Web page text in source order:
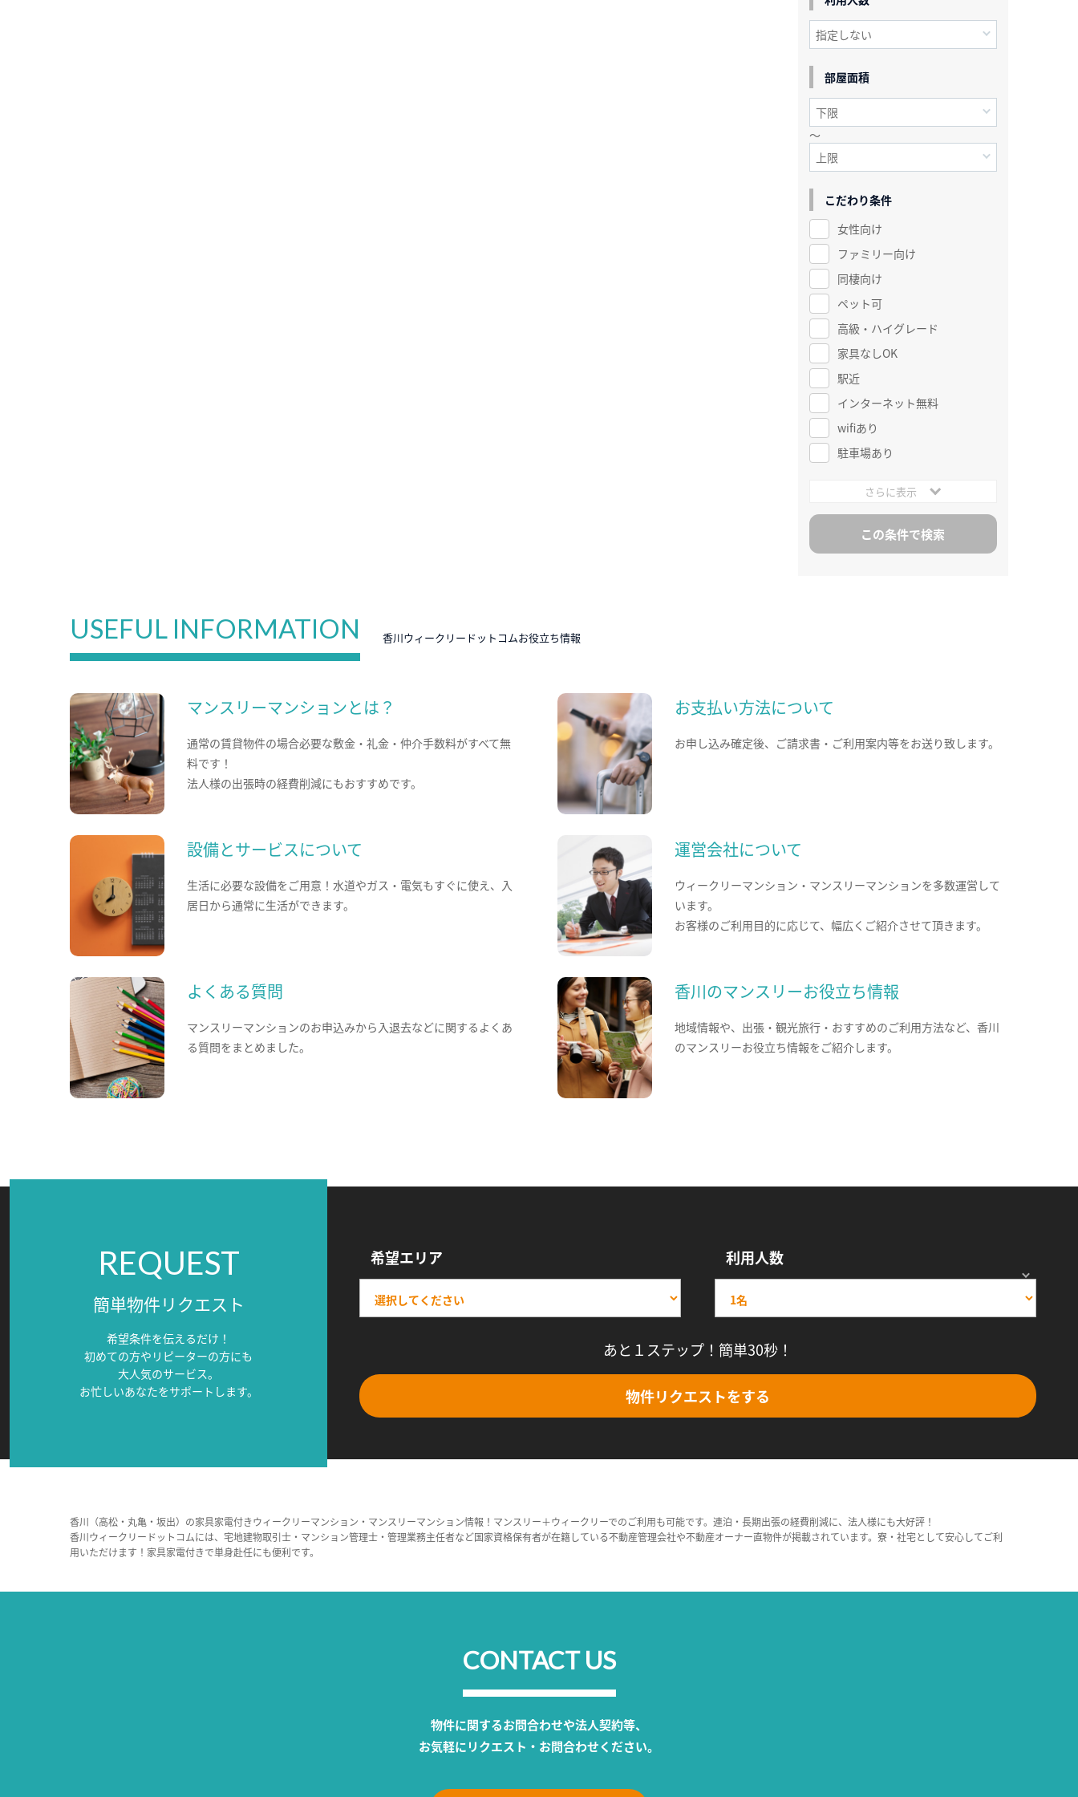
部屋面積
～
こだわり条件
女性向け
ファミリー向け
同棲向け
ペット可
高級・ハイグレード
家具なしOK
駅近
インターネット無料
wifiあり
駐車場あり
さらに表示
USEFUL INFORMATION 香川ウィークリードットコムお役立ち情報
マンスリーマンションとは？
通常の賃貸物件の場合必要な敷金・礼金・仲介手数料がすべて無
料です！
法人様の出張時の経費削減にもおすすめです。
お支払い方法について
お申し込み確定後、ご請求書・ご利用案内等をお送り致します。
設備とサービスについて
生活に必要な設備をご用意！水道やガス・電気もすぐに使え、入
居日から通常に生活ができます。
運営会社について
ウィークリーマンション・マンスリーマンションを多数運営して
います。
お客様のご利用目的に応じて、幅広くご紹介させて頂きます。
よくある質問
マンスリーマンションのお申込みから入退去などに関するよくあ
る質問をまとめました。
香川のマンスリーお役立ち情報
地域情報や、出張・観光旅行・おすすめのご利用方法など、香川
のマンスリーお役立ち情報をご紹介します。
REQUEST
簡単物件リクエスト
希望条件を伝えるだけ！
初めての方やリピーターの方にも
大人気のサービス。
お忙しいあなたをサポートします。
希望エリア 利用人数
あと１ステップ！簡単30秒！
物件リクエストをする
香川（高松・丸亀・坂出）の家具家電付きウィークリーマンション・マンスリーマンション情報！マンスリー＋ウィークリーでのご利用も可能です。連泊・長期出張の経費削減に、法人様にも大好評！
香川ウィークリードットコムには、宅地建物取引士・マンション管理士・管理業務主任者など国家資格保有者が在籍している不動産管理会社や不動産オーナー直物件が掲載されています。寮・社宅として安心してご利
用いただけます！家具家電付きで単身赴任にも便利です。
CONTACT US
物件に関するお問合わせや法人契約等、
お気軽にリクエスト・お問合わせください。